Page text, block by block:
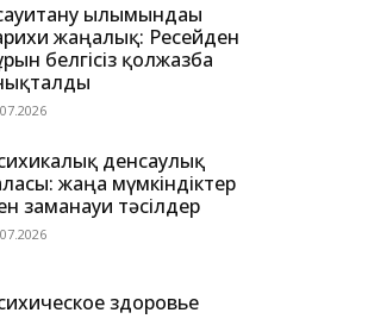
ғылымындағы
жаңалық: Ресейден
белгісіз қолжазба
денсаулық
жаңа мүмкіндіктер
заманауи тәсілдер
здоровье